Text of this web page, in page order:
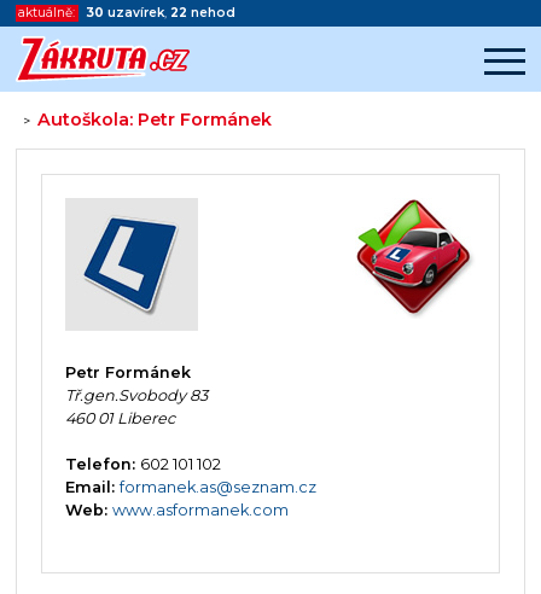
aktuálně: 30 uzavírek, 22 nehod
>Autoškola: Petr Formánek
Začátek reklamy
Konec reklamy
Petr Formánek
Tř.gen.Svobody 83
460 01 Liberec
Telefon: 602 101 102
Email:formanek.as@seznam.cz
Web: www.asformanek.com